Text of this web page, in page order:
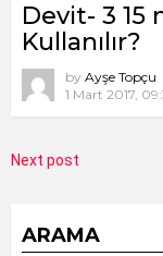
Devit- 3 15
Kullanılır?
by Ayşe Topçu
1 Mart 2017,
Next post
ARAMA